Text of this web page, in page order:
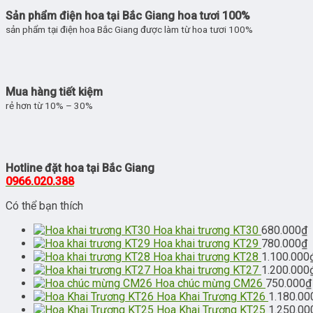
Sản phẩm điện hoa tại Bắc Giang hoa tươi 100%
sản phẩm tại điện hoa Bắc Giang được làm từ hoa tươi 100%
Mua hàng tiết kiệm
rẻ hơn từ 10% – 30%
Hotline đặt hoa tại Bắc Giang
0966.020.388
Có thể bạn thích
Hoa khai trương KT30 680.000₫
Hoa khai trương KT29 780.000₫
Hoa khai trương KT28 1.100.000
Hoa khai trương KT27 1.200.000
Hoa chúc mừng CM26 750.000₫
Hoa Khai Trương KT26
Hoa Khai Trương KT25